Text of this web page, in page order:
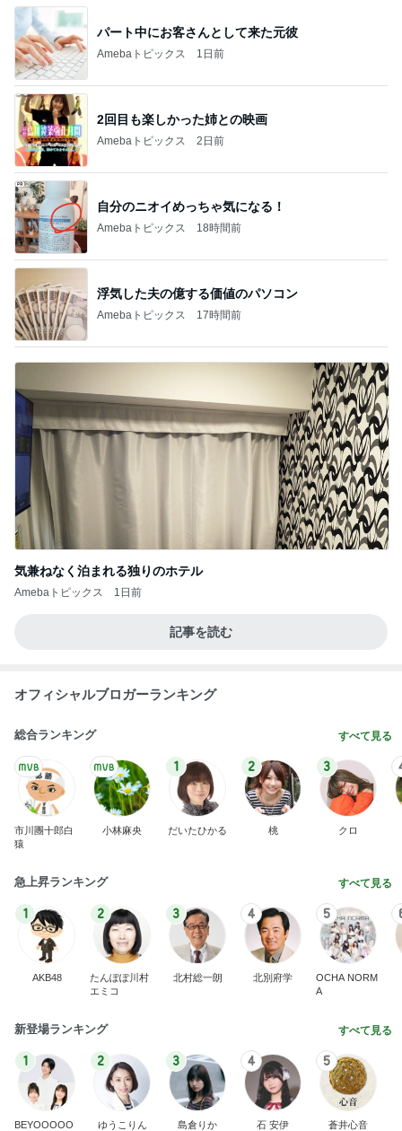
パート中にお客さんとして来た元彼
Amebaトピックス 1日前
2回目も楽しかった姉との映画
Amebaトピックス 2日前
自分のニオイめっちゃ気になる！
Amebaトピックス 18時間前
浮気した夫の億する価値のパソコン
Amebaトピックス 17時間前
気兼ねなく泊まれる独りのホテル
Amebaトピックス 1日前
記事を読む
オフィシャルブロガーランキング
総合ランキング すべて見る
市川團十郎白
猿
小林麻央
1
だいたひかる
2
桃
3
クロ
急上昇ランキング すべて見る
1
AKB48
2
たんぽぽ川村
エミコ
3
北村総一朗
4
北別府学
5
OCHA NORM
A
新登場ランキング すべて見る
1
BEYOOOOO
2
ゆうこりん
3
島倉りか
4
石 安伊
5
蒼井心音